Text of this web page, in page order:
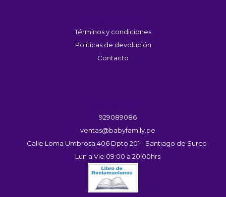
Términos y condiciones
Políticas de devolución
Contacto
929089086
ventas@babyfamily.pe
Calle Loma Umbrosa 406 Dpto 201 - Santiago de Surco
Lun a Vie 09:00 a 20:00hrs